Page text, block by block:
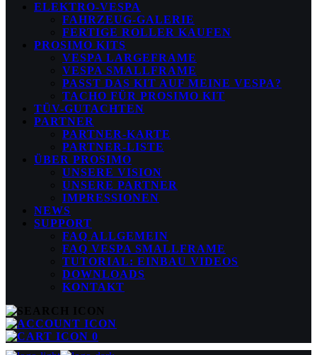
ELEKTRO-VESPA
FAHRZEUG-GALERIE
FERTIGE ROLLER KAUFEN
PROSIMO KITS
VESPA LARGEFRAME
VESPA SMALLFRAME
PASST DAS KIT AUF MEINE VESPA?
TACHO FÜR PROSIMO KIT
TÜV-GUTACHTEN
PARTNER
PARTNER-KARTE
PARTNER-LISTE
ÜBER PROSIMO
UNSERE VISION
UNSERE PARTNER
IMPRESSIONEN
NEWS
SUPPORT
FAQ ALLGEMEIN
FAQ VESPA SMALLFRAME
TUTORIAL: EINBAU VIDEOS
DOWNLOADS
KONTAKT
0